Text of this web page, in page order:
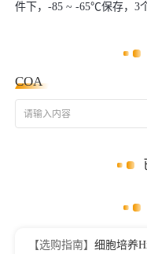
件下，-85 ~ -65℃保存，3
COA
请输入内容
【选购指南】 细胞培养